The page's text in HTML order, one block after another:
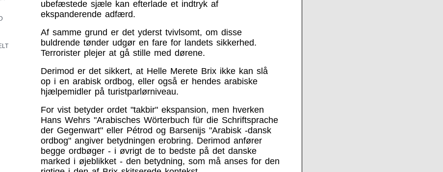
ubefæstede sjæle kan efterlade et indtryk af
ekspanderende adfærd.
Af samme grund er det yderst tvivlsomt, om disse
buldrende tønder udgør en fare for landets sikkerhed.
Terrorister plejer at gå stille med dørene.
Derimod er det sikkert, at Helle Merete Brix ikke kan slå
op i en arabisk ordbog, eller også er hendes arabiske
hjælpemidler på turistparlørniveau.
For vist betyder ordet "takbir" ekspansion, men hverken
Hans Wehrs "Arabisches Wörterbuch für die Schriftsprache
der Gegenwart" eller Pétrod og Barsenijs "Arabisk -dansk
ordbog" angiver betydningen erobring. Derimod anfører
begge ordbøger - i øvrigt de to bedste på det danske
marked i øjeblikket - den betydning, som må anses for den